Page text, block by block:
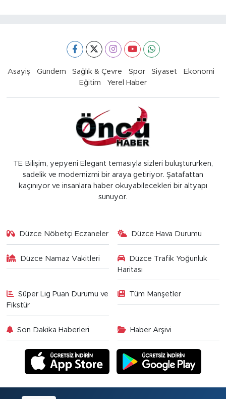
Asayiş Gündem Sağlık & Çevre Spor Siyaset
Ekonomi
Eğitim
Yerel Haber
TE Bilişim, yepyeni Elegant temasıyla sizleri buluştururken,
sadelik ve modernizmi bir araya getiriyor. Şatafattan
kaçınıyor ve insanlara haber okuyabilecekleri bir altyapı
sunuyor.
Düzce Nöbetçi Eczaneler Düzce Hava Durumu
Düzce Namaz Vakitleri
Düzce Trafik Yoğunluk
Haritası
Süper Lig Puan Durumu ve
Fikstür
Tüm Manşetler
Son Dakika Haberleri Haber Arşivi